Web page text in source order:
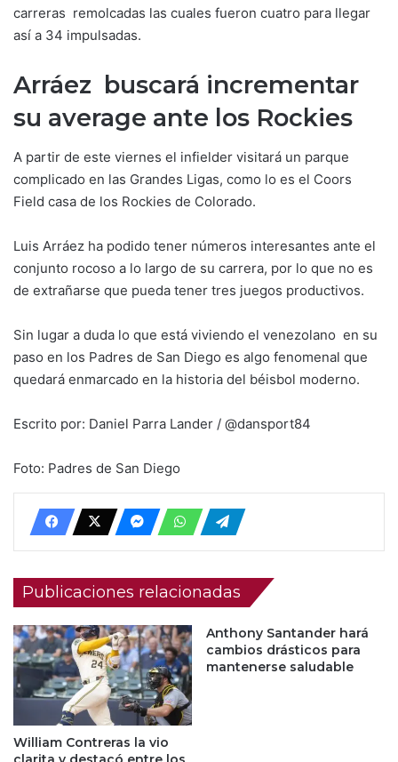
carreras remolcadas las cuales fueron cuatro para llegar
así a 34 impulsadas.
Arráez buscará incrementar
su average ante los Rockies
A partir de este viernes el infielder visitará un parque
complicado en las Grandes Ligas, como lo es el Coors
Field casa de los Rockies de Colorado.
Luis Arráez ha podido tener números interesantes ante el
conjunto rocoso a lo largo de su carrera, por lo que no es
de extrañarse que pueda tener tres juegos productivos.
Sin lugar a duda lo que está viviendo el venezolano en su
paso en los Padres de San Diego es algo fenomenal que
quedará enmarcado en la historia del béisbol moderno.
Escrito por: Daniel Parra Lander / @dansport84
Foto: Padres de San Diego
Publicaciones relacionadas
William Contreras la vio
Anthony Santander hará
cambios drásticos para
mantenerse saludable